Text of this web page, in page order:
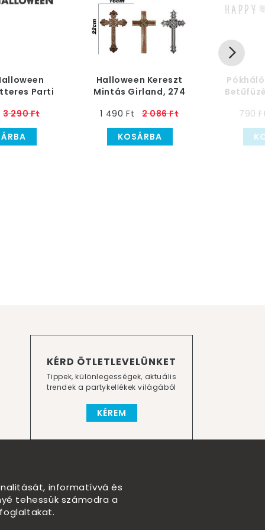
Parti
3 290 Ft
Halloween Kereszt
Mintás Girland, 274
1 490 Ft
2 086 Ft
KOSÁRBA
790
KÉRD ÖTLETLEVELÜNKET
Tippek, különlegességek, aktuális
trendek a partykellékek világából
KÉREM
informatívvá és
tehessük számodra a